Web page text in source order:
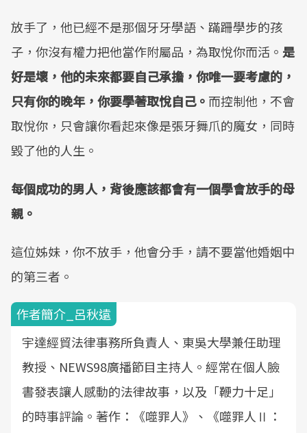
放手了，他已經不是那個牙牙學語、蹣跚學步的孩
子，你沒有權力把他當作附屬品，為取悅你而活。 是
好是壞，他的未來都要自己承擔，你唯一要考慮的，
只有你的晚年，你要學著取悅自己。 而控制他，不會
取悅你，只會讓你看起來像是張牙舞爪的魔女，同時
毀了他的人生。
每個成功的男人，背後應該都會有一個學會放手的母
親。
這位姊妹，你不放手，他會分手，請不要當他婚姻中
的第三者。
作者簡介_呂秋遠
宇達經貿法律事務所負責人、東吳大學兼任助理
教授、NEWS98廣播節目主持人。經常在個人臉
書發表讓人感動的法律故事，以及「鞭力十足」
的時事評論。著作：《噬罪人》、《噬罪人Ⅱ：